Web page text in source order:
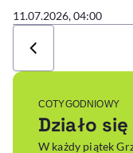
11.07.2026, 04:00